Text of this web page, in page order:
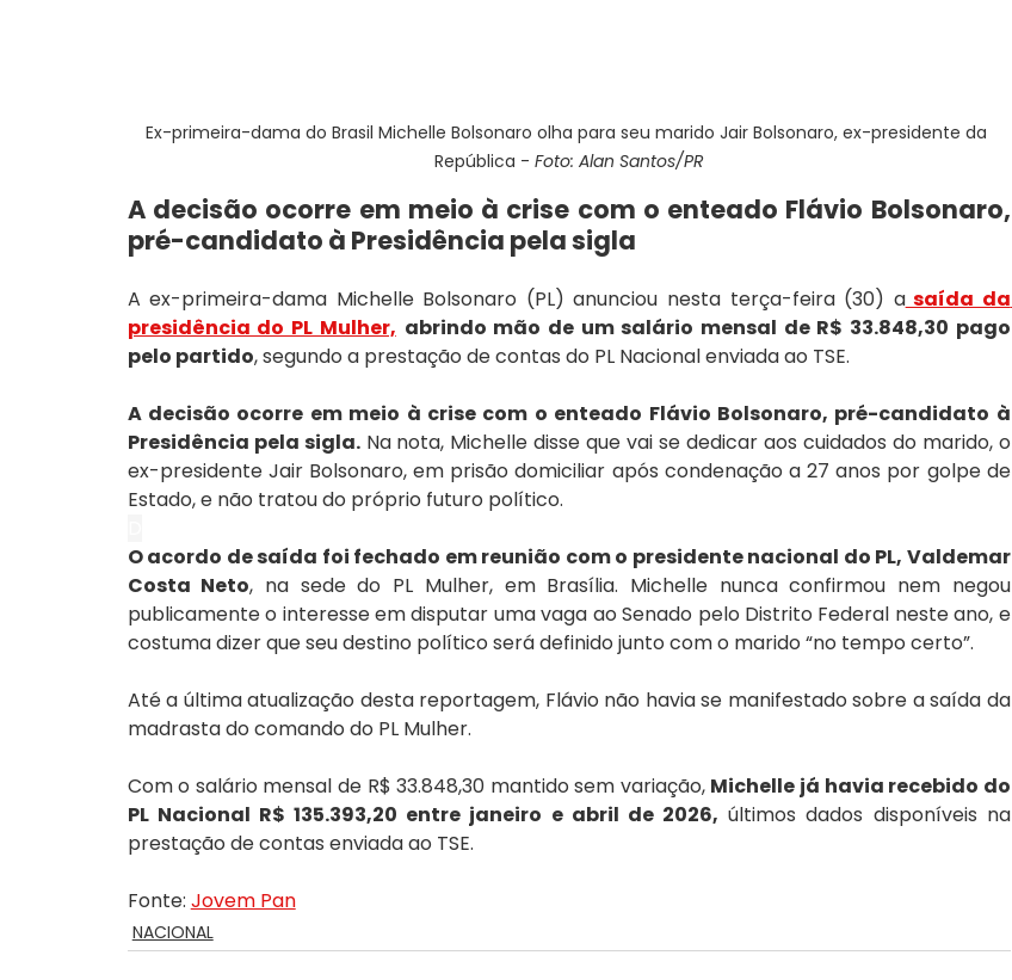
Ex-primeira-dama do Brasil Michelle Bolsonaro olha para seu marido Jair Bolsonaro, ex-presidente da
República - Foto: Alan Santos/PR
A decisão ocorre em meio à crise com o enteado Flávio Bolsonaro,
pré-candidato à Presidência pela sigla
A ex-primeira-dama Michelle Bolsonaro (PL) anunciou nesta terça-feira (30) a saída da
presidência do PL Mulher, abrindo mão de um salário mensal de R$ 33.848,30 pago
pelo partido, segundo a prestação de contas do PL Nacional enviada ao TSE.
A decisão ocorre em meio à crise com o enteado Flávio Bolsonaro, pré-candidato à
Presidência pela sigla. Na nota, Michelle disse que vai se dedicar aos cuidados do marido, o
ex-presidente Jair Bolsonaro, em prisão domiciliar após condenação a 27 anos por golpe de
Estado, e não tratou do próprio futuro político.
O acordo de saída foi fechado em reunião com o presidente nacional do PL, Valdemar
Costa Neto, na sede do PL Mulher, em Brasília. Michelle nunca confirmou nem negou
publicamente o interesse em disputar uma vaga ao Senado pelo Distrito Federal neste ano, e
costuma dizer que seu destino político será definido junto com o marido “no tempo certo”.
Até a última atualização desta reportagem, Flávio não havia se manifestado sobre a saída da
madrasta do comando do PL Mulher.
Com o salário mensal de R$ 33.848,30 mantido sem variação, Michelle já havia recebido do
PL Nacional R$ 135.393,20 entre janeiro e abril de 2026, últimos dados disponíveis na
prestação de contas enviada ao TSE.
Fonte: Jovem Pan
NACIONAL